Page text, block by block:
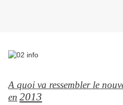
A quoi va ressembler le
en 2013